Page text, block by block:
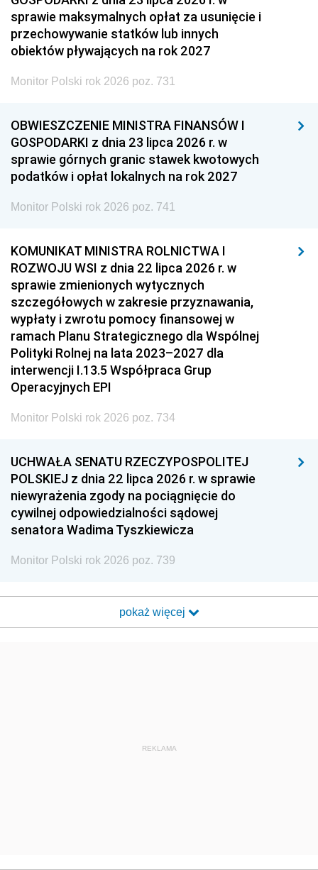
sprawie maksymalnych opłat za usunięcie i
przechowywanie statków lub innych
obiektów pływających na rok 2027
Monitor Polski rok 2026 poz. 731
OBWIESZCZENIE MINISTRA FINANSÓW I
GOSPODARKI z dnia 23 lipca 2026 r. w
sprawie górnych granic stawek kwotowych
podatków i opłat lokalnych na rok 2027
Monitor Polski rok 2026 poz. 741
KOMUNIKAT MINISTRA ROLNICTWA I
ROZWOJU WSI z dnia 22 lipca 2026 r. w
sprawie zmienionych wytycznych
szczegółowych w zakresie przyznawania,
wypłaty i zwrotu pomocy finansowej w
ramach Planu Strategicznego dla Wspólnej
Polityki Rolnej na lata 2023–2027 dla
interwencji I.13.5 Współpraca Grup
Operacyjnych EPI
Monitor Polski rok 2026 poz. 734
UCHWAŁA SENATU RZECZYPOSPOLITEJ
POLSKIEJ z dnia 22 lipca 2026 r. w sprawie
niewyrażenia zgody na pociągnięcie do
cywilnej odpowiedzialności sądowej
senatora Wadima Tyszkiewicza
Monitor Polski rok 2026 poz. 739
pokaż więcej
REKLAMA